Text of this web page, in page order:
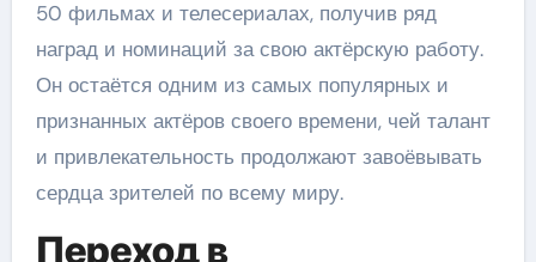
50 фильмах и телесериалах, получив ряд
наград и номинаций за свою актёрскую работу.
Он остаётся одним из самых популярных и
признанных актёров своего времени, чей талант
и привлекательность продолжают завоёвывать
сердца зрителей по всему миру.
Переход в